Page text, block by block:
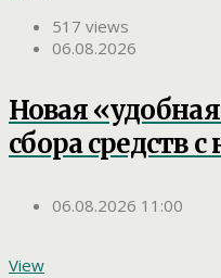
517 views
06.08.2026
Новая
сбора средств
06.08.2026 11:00
View